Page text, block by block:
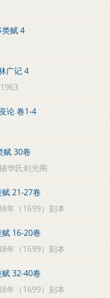
类赋 4
广记 4
1963
论 卷1-4
赋 30卷
华氏剑光阁
21-27卷
年（1699）刻本
16-20卷
年（1699）刻本
32-40卷
年（1699）刻本